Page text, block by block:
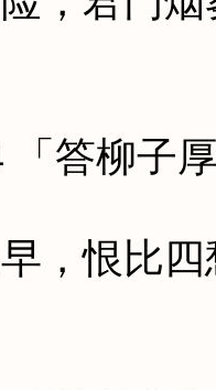
答柳子
恨比四